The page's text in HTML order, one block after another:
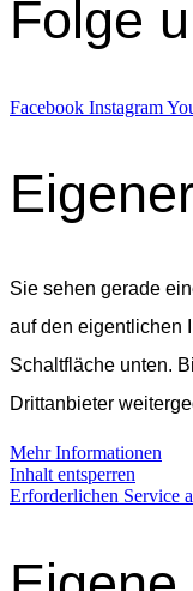
Folge
Facebook Instagram
Sie sehen gerade
auf den eigentlichen
Schaltfläche unten.
Drittanbieter
Mehr Informationen
Inhalt entsperren
Erforderlichen Service